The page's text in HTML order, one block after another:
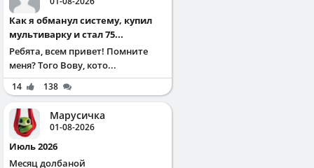
Как я обманул систему, купил
мультиварку и стал 75...
Ребята, всем привет! Помните
меня? Того Вову, кото...
14 138
Марусичка
01-08-2026
Июль 2026
Месяц долбаной